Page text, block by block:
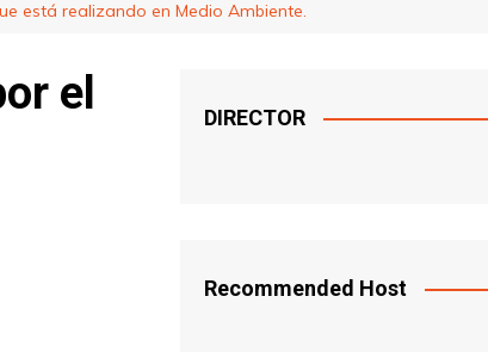
está realizando en Medio Ambiente.
el
DIRECTOR
Recommended Host